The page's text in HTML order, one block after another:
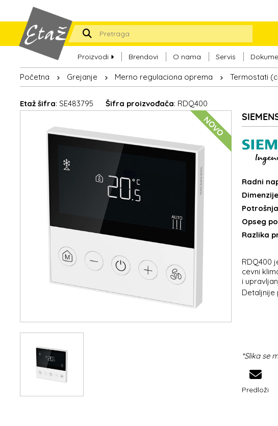
Proizvodi Brendovi O nama Servis
Početna Grejanje Merno regulaciona oprema Termostati
Etaž šifra: SE483795 Šifra proizvođača: RDQ400
NOVO
Radni
Opseg
Razlika
RDQ400
cevni
i
*Slika se
Predloži